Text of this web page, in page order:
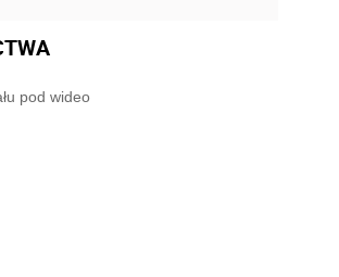
pod wideo